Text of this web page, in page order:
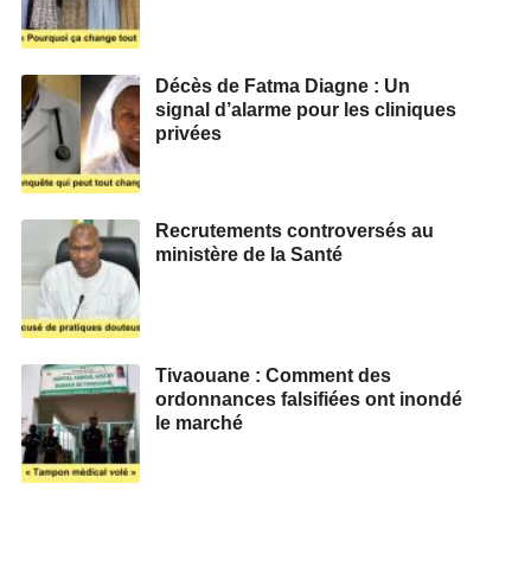
Décès de Fatma Diagne : Un
signal d’alarme pour les cliniques
privées
Recrutements controversés au
ministère de la Santé
Tivaouane : Comment des
ordonnances falsifiées ont inondé
le marché